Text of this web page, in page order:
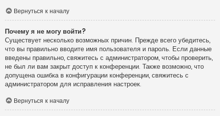
Вернуться к началу
Почему я не могу войти?
Существует несколько возможных причин. Прежде всего убедитесь,
что вы правильно вводите имя пользователя и пароль. Если данные
введены правильно, свяжитесь с администратором, чтобы проверить,
не был ли вам закрыт доступ к конференции. Также возможно, что
допущена ошибка в конфигурации конференции, свяжитесь с
администратором для исправления настроек.
Вернуться к началу